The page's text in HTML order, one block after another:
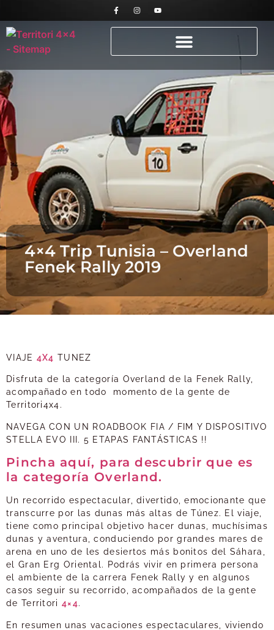
4×4 Trip Tunisia – Overland
Fenek Rally 2019
VIAJE 4X4 TUNEZ
Disfruta de la categoría Overland de la Fenek Rally,
acompañado en todo momento de la gente de
Territori4x4.
NAVEGA CON UN ROADBOOK FIA / FIM Y DISPOSITIVO
STELLA EVO III. 5 ETAPAS FANTÁSTICAS !!
Pincha aquí, para descubrir que es
la categoría Overland.
Un recorrido espectacular, divertido, emocionante que
transcurre por las dunas más altas de Túnez. El viaje,
tiene como principal objetivo hacer dunas, muchísimas
dunas y aventura, conduciendo por grandes mares de
arena en uno de les desiertos más bonitos del Sáhara,
el Gran Erg Oriental. Podrás vivir en primera persona
el ambiente de la carrera Fenek Rally y en algunos
casos seguir su recorrido, acompañados de la gente
de Territori 4×4.
En resumen unas vacaciones espectaculares, viviendo